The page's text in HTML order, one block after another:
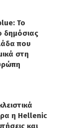
Το
δημόσιας
που
στη
η Hellenic
και